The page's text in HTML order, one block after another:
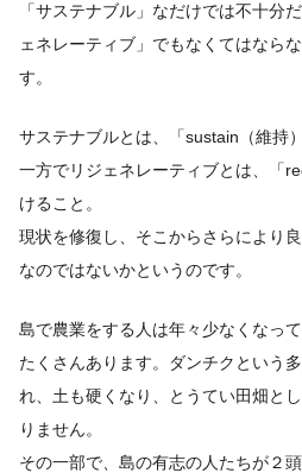
「サステナブル」なだけでは不十分
ェネレーティブ」でもなくてはなら
す。
サステナブルとは、「sustain（維持
一方でリジェネレーティブとは、「
けること。
現状を修復し、そこからさらにより
なのではないかというのです。
島で農業をする人は年々少なくなっ
たくさんあります。ダンチクという
れ、土も硬くなり、とうてい田畑と
りません。
その一部で、島の有志の人たちが２